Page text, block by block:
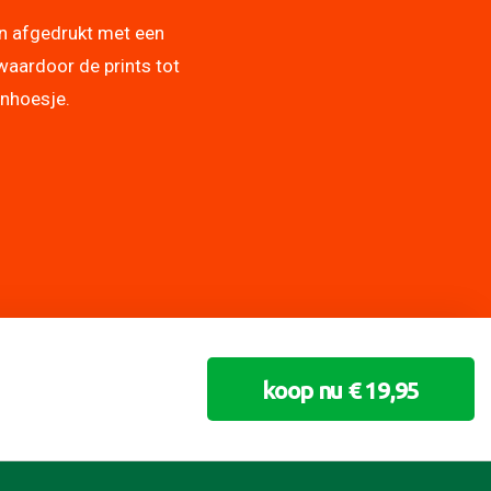
afgedrukt met een
de prints tot
koop nu € 19,95